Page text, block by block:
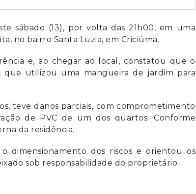
sábado (13), por volta das 21h00, em uma
no bairro Santa Luzia, em Criciúma.
e, ao chegar ao local, constatou que o
utilizou uma mangueira de jardim para
teve danos parciais, com comprometimento
de PVC de um dos quartos. Conforme
da residência.
dimensionamento dos riscos e orientou os
sob responsabilidade do proprietário.